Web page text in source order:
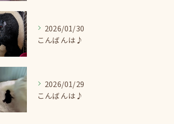
2026/01/30
こんばんは♪
2026/01/29
こんばんは♪